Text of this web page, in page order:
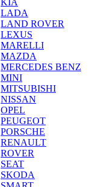
LADA
LAND ROVER
LEXUS
MARELLI
MAZDA
MERCEDES BENZ
MINI
MITSUBISHI
NISSAN
OPEL
PEUGEOT
PORSCHE
RENAULT
ROVER
SEAT
SKODA